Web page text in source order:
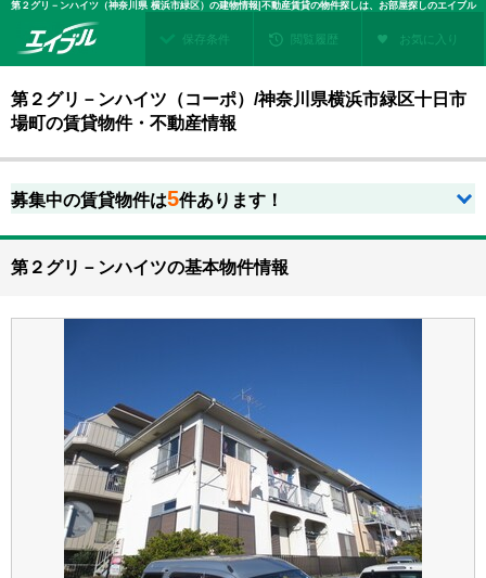
第２グリ－ンハイツ（神奈川県 横浜市緑区）の建物情報|不動産賃貸の物件探しは、お部屋探しのエイブル
保存条件 閲覧履歴 お気に入り
第２グリ－ンハイツ（コーポ）/神奈川県横浜市緑区十日市
場町の賃貸物件・不動産情報
第２グリ－ンハイツの基本物件情報